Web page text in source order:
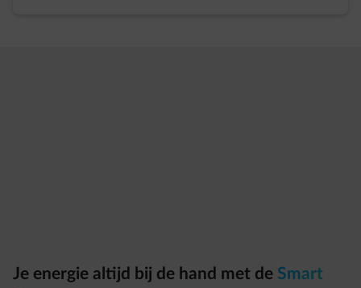
Je energie altijd bij de hand met de Smart